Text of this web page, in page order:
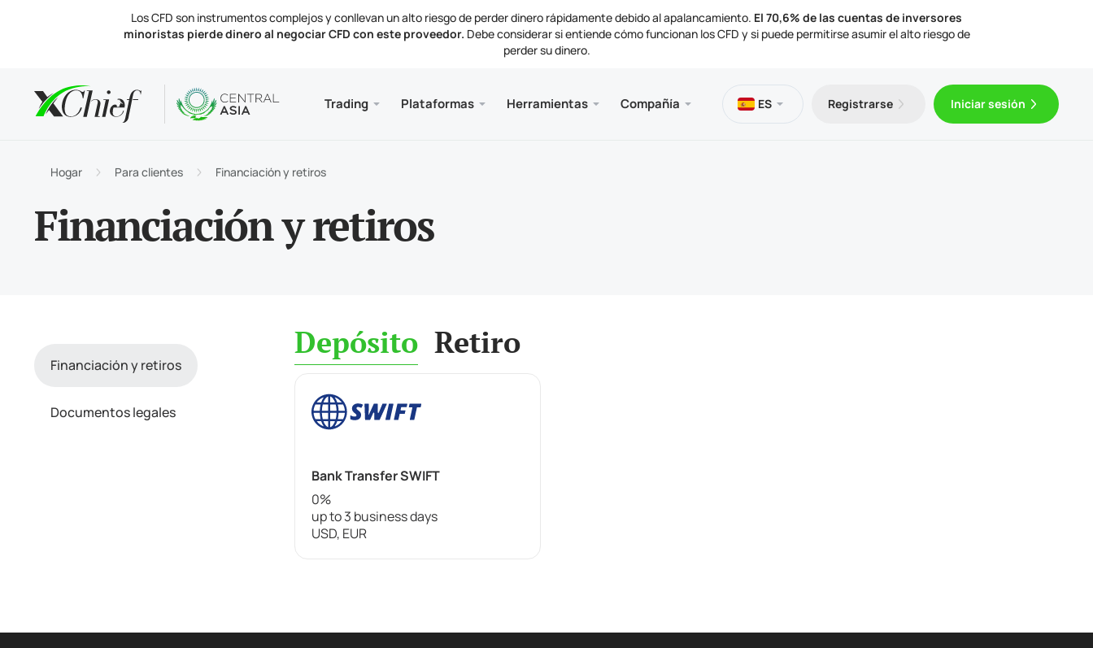
Los CFD son instrumentos complejos y conllevan un alto riesgo de perder dinero rápidamente debido al apalancamiento. El 70,6% de las cuentas de inversores
minoristas pierde dinero al negociar CFD con este proveedor. Debe considerar si entiende cómo funcionan los CFD y si puede permitirse asumir el alto riesgo de
perder su dinero.
Trading
Condiciones
Instrumentos de negociación
Servicios
VPS gratuito
Plataformas
Escritorio y web
Terminal web MetaTrader 5
MetaTrader 5 para Android
Herramientas
Analítica
Tasas de interés
Biblioteca
Artículos de trading
Compañía
Acerca de
Noticias de la compañía
Información legal
Documentos legales
ES Registrarse Iniciar sesión
Hogar Para clientes Financiación y retiros
Financiación y retiros
Financiación y retiros
Documentos legales
Depósito Retiro
Bank Transfer SWIFT
0%
up to 3 business days
USD, EUR